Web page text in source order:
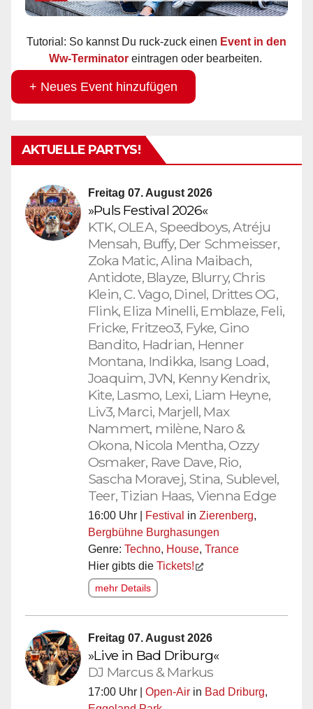
Tutorial: So kannst Du ruck-zuck einen Event in den
Ww-Terminator eintragen oder bearbeiten.
+ Neues Event hinzufügen
AKTUELLE PARTYS!
Freitag 07. August 2026
»Puls Festival 2026«
KTK, OLEA, Speedboys, Atréju
Mensah, Buffy, Der Schmeisser,
Zoka Matic, Alina Maibach,
Antidote, Blayze, Blurry, Chris
Klein, C. Vago, Dinel, Drittes OG,
Flink, Eliza Minelli, Emblaze, Feli,
Fricke, Fritzeo3, Fyke, Gino
Bandito, Hadrian, Henner
Montana, Indikka, Isang Load,
Joaquim, JVN, Kenny Kendrix,
Kite, Lasmo, Lexi, Liam Heyne,
Liv3, Marci, Marjell, Max
Nammert, milène, Naro &
Okona, Nicola Mentha, Ozzy
Osmaker, Rave Dave, Rio,
Sascha Moravej, Stina, Sublevel,
Teer, Tizian Haas, Vienna Edge
16:00 Uhr | Festival in Zierenberg,
Bergbühne Burghasungen
Genre: Techno, House, Trance
Hier gibts die Tickets!
mehr Details
Freitag 07. August 2026
»Live in Bad Driburg«
DJ Marcus & Markus
17:00 Uhr | Open-Air in Bad Driburg,